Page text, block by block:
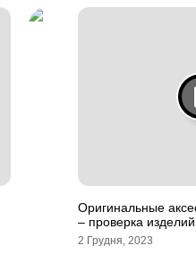
Оригинальные
– проверка
2 Грудня, 2023